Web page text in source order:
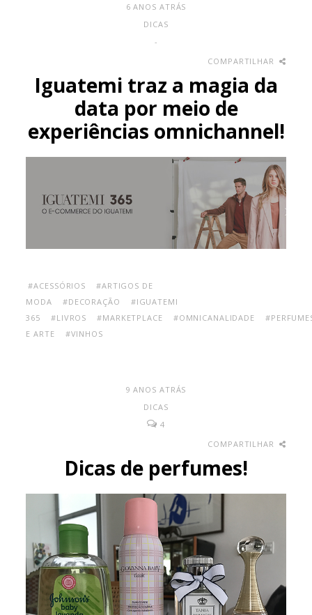
6 ANOS ATRÁS
DICAS
-
COMPARTILHAR
Iguatemi traz a magia da
data por meio de
experiências omnichannel!
#ACESSÓRIOS
#ARTIGOS DE
MODA
#DECORAÇÃO
#IGUATEMI
365
#LIVROS #MARKETPLACE #OMNICANALIDADE
E ARTE
#VINHOS
9 ANOS ATRÁS
DICAS
4
COMPARTILHAR
Dicas de perfumes!